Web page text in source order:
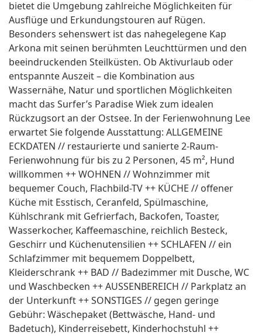
bietet die Umgebung zahlreiche Möglichkeiten für
Ausflüge und Erkundungstouren auf Rügen.
Besonders sehenswert ist das nahegelegene Kap
Arkona mit seinen berühmten Leuchttürmen und den
beeindruckenden Steilküsten. Ob Aktivurlaub oder
entspannte Auszeit – die Kombination aus
Wassernähe, Natur und sportlichen Möglichkeiten
macht das Surfer’s Paradise Wiek zum idealen
Rückzugsort an der Ostsee. In der Ferienwohnung Lee
erwartet Sie folgende Ausstattung: ALLGEMEINE
ECKDATEN // restaurierte und sanierte 2-Raum-
Ferienwohnung für bis zu 2 Personen, 45 m², Hund
willkommen ++ WOHNEN // Wohnzimmer mit
bequemer Couch, Flachbild-TV ++ KÜCHE // offener
Küche mit Esstisch, Ceranfeld, Spülmaschine,
Kühlschrank mit Gefrierfach, Backofen, Toaster,
Wasserkocher, Kaffeemaschine, reichlich Besteck,
Geschirr und Küchenutensilien ++ SCHLAFEN // ein
Schlafzimmer mit bequemem Doppelbett,
Kleiderschrank ++ BAD // Badezimmer mit Dusche, WC
und Waschbecken ++ AUSSENBEREICH // Parkplatz an
der Unterkunft ++ SONSTIGES // gegen geringe
Gebühr: Wäschepaket (Bettwäsche, Hand- und
Badetuch), Kinderreisebett, Kinderhochstuhl ++